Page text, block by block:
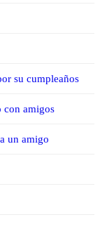
su cumpleaños
con amigos
un amigo